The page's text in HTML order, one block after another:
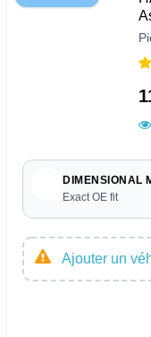
DIMENSIONAL
Exact OE fit
Ajouter un